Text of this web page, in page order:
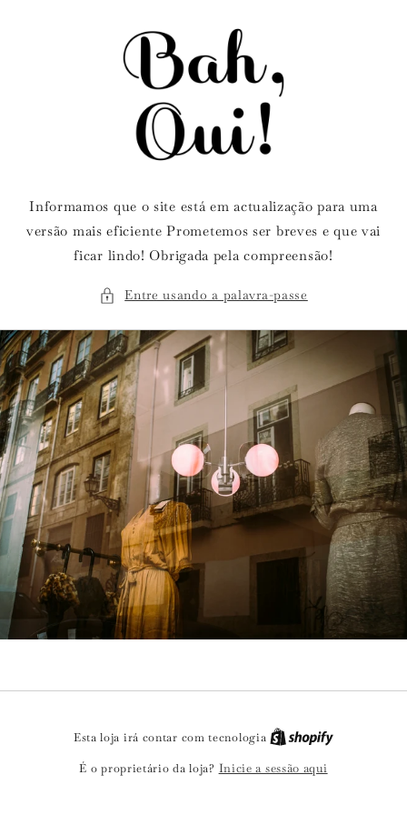
Informamos que o site está em actualização para uma
versão mais eficiente Prometemos ser breves e que vai
ficar lindo! Obrigada pela compreensão!
Entre usando a palavra-passe
Esta loja irá contar com tecnologia
É o proprietário da loja? Inicie a sessão aqui